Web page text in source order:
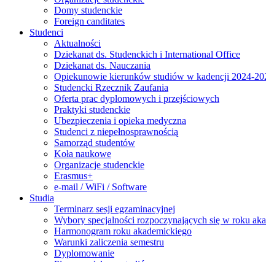
Domy studenckie
Foreign canditates
Studenci
Aktualności
Dziekanat ds. Studenckich i International Office
Dziekanat ds. Nauczania
Opiekunowie kierunków studiów w kadencji 2024-
Studencki Rzecznik Zaufania
Oferta prac dyplomowych i przejściowych
Praktyki studenckie
Ubezpieczenia i opieka medyczna
Studenci z niepełnosprawnością
Samorząd studentów
Koła naukowe
Organizacje studenckie
Erasmus+
e-mail / WiFi / Software
Studia
Terminarz sesji egzaminacyjnej
Wybory specjalności rozpoczynających się w roku
Harmonogram roku akademickiego
Warunki zaliczenia semestru
Dyplomowanie